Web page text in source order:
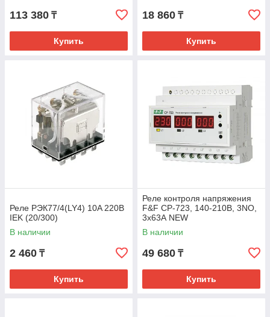
113 380 ₸
Купить
18 860 ₸
Купить
Реле РЭК77/4(LY4) 10A 220B
IEK (20/300)
В наличии
2 460 ₸
Купить
Реле контроля напряжения
F&F CP-723, 140-210В, 3NO,
3х63А NEW
В наличии
49 680 ₸
Купить